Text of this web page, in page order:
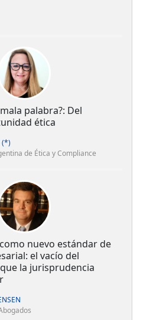
palabra?: Del
ética
(*)
de Ética y Compliance
nuevo estándar de
el vacío del
la jurisprudencia